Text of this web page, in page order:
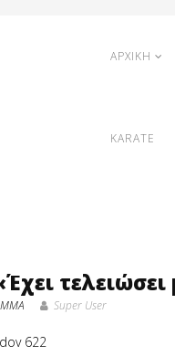
ΑΡΧΙΚΗ
KARATE
MMA Super User